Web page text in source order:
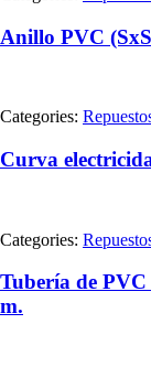
Anillo PVC
Categories:
Curva
Categories:
Tubería de
m.